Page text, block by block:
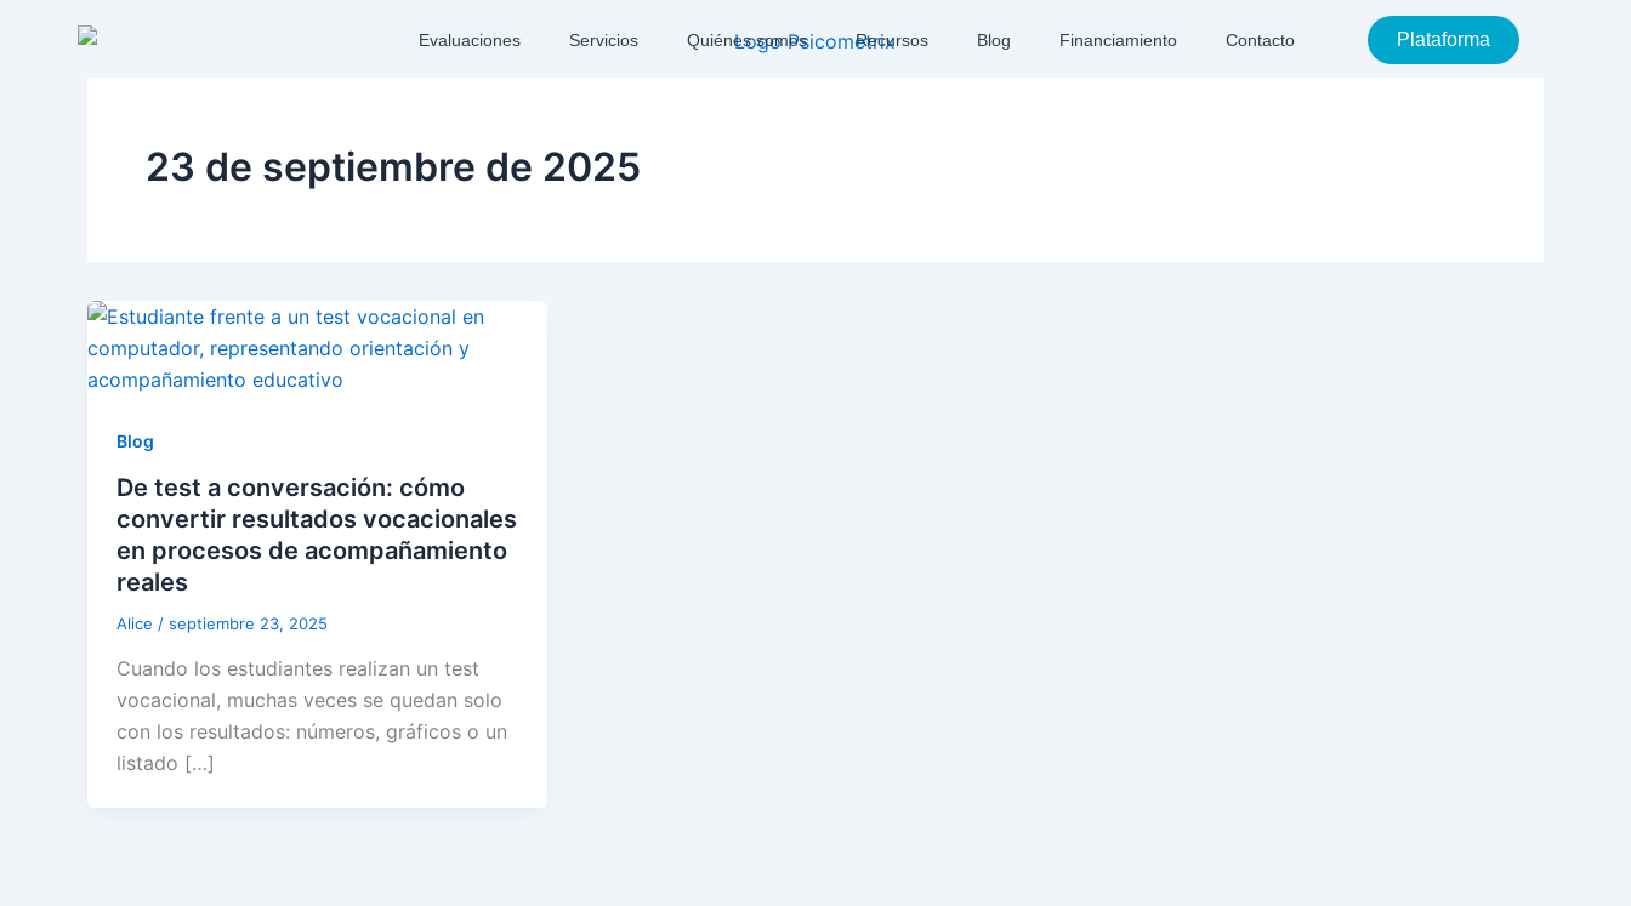
Evaluaciones Servicios Quiénes somos Recursos Blog Financiamiento Contacto Plataforma
23 de septiembre de 2025
Blog
De test a conversación: cómo
convertir resultados vocacionales
en procesos de acompañamiento
reales
Alice / septiembre 23, 2025
Cuando los estudiantes realizan un test
vocacional, muchas veces se quedan solo
con los resultados: números, gráficos o un
listado […]